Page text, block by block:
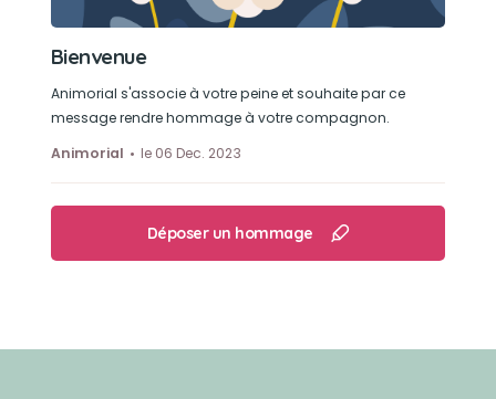
Bienvenue
Animorial s'associe à votre peine et souhaite par ce
message rendre hommage à votre compagnon.
Animorial
le 06 Dec. 2023
Déposer un hommage